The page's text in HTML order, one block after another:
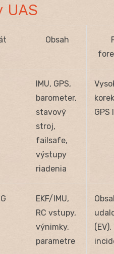
Obsah
IMU, GPS,
barometer,
stavový
stroj,
failsafe,
výstupy
riadenia
GPS
EKF/IMU,
RC vstupy,
výnimky,
parametre